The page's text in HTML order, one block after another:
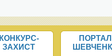
КОНКУРС-
ЗАХИСТ
ПОРТАЛ